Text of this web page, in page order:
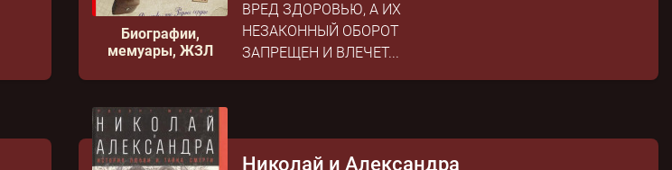
Биографии,
мемуары, ЖЗЛ
ВРЕД ЗДОРОВЬЮ, А ИХ
НЕЗАКОННЫЙ ОБОРОТ
ЗАПРЕЩЕН И ВЛЕЧЕТ...
Николай и Александра